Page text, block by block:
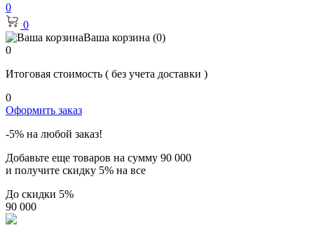
0
0
Ваша корзина (0)
0
Итоговая стоимость ( без учета доставки )
0
Оформить заказ
-5% на любой заказ!
Добавьте еще товаров на сумму 90 000
и получите скидку 5% на все
До скидки 5%
90 000